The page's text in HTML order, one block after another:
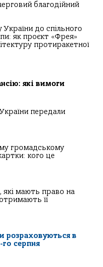
благодійний
України до спільного
як проєкт «Фрея»
протиракетної
які вимоги
передали
громадському
кого це
які мають право на
її
розраховуються в
серпня